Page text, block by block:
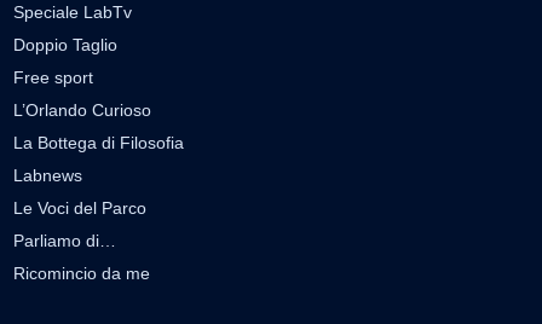
Speciale LabTv
Doppio Taglio
Free sport
L’Orlando Curioso
La Bottega di Filosofia
Labnews
Le Voci del Parco
Parliamo di…
Ricomincio da me